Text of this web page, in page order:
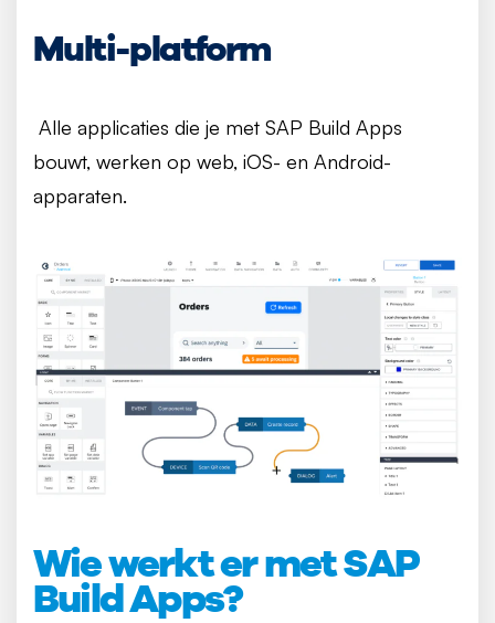
Multi-platform
Alle applicaties die je met SAP Build Apps
bouwt, werken op web, iOS- en Android-
apparaten.
Wie werkt er met SAP
Build Apps?